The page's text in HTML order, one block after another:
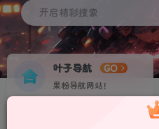
开启精彩搜索
叶子导航 GO
果粉导航网站！